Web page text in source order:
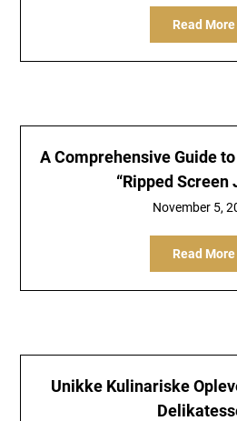
Read More
A Comprehensive Guide
“Ripped Screen
November 5,
Read More
Unikke Kulinariske